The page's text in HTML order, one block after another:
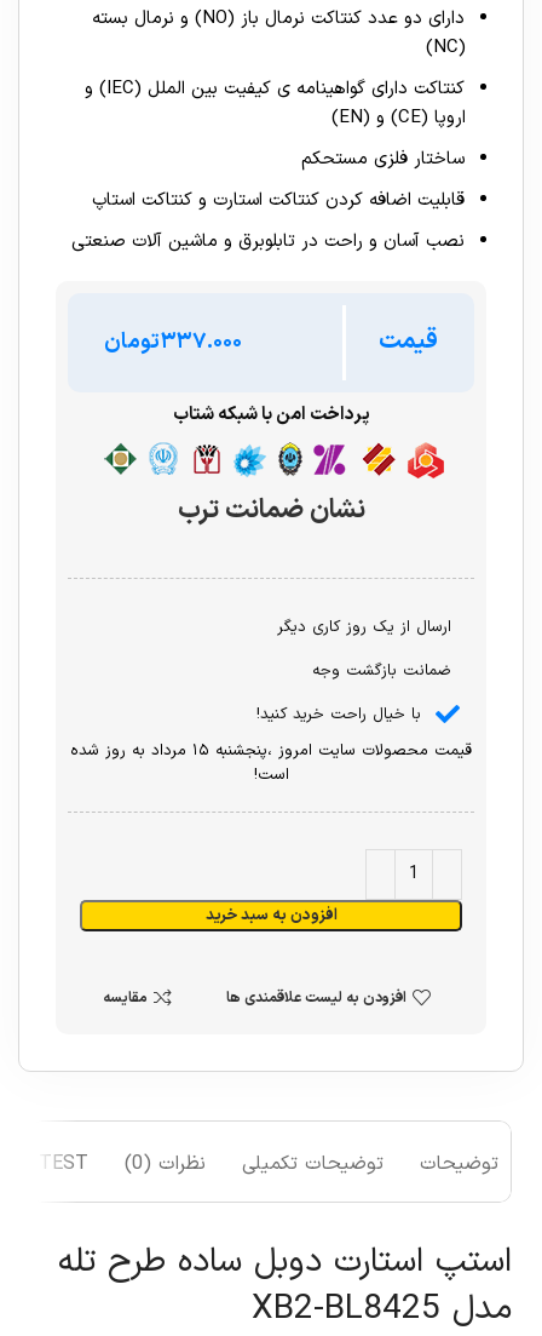
دارای دو عدد کنتاکت نرمال باز (NO) و نرمال بسته
(NC)
کنتاکت دارای گواهینامه ی کیفیت بین الملل (IEC) و
اروپا (CE) و (EN)
ساختار فلزی مستحکم
قابلیت اضافه کردن کنتاکت استارت و کنتاکت استاپ
نصب آسان و راحت در تابلوبرق و ماشین آلات صنعتی
قیمت تومان
پرداخت امن با شبکه شتاب
نشان ضمانت ترب
ارسال از یک روز کاری دیگر
ضمانت بازگشت وجه
با خیال راحت خرید کنید!
قیمت محصولات سایت امروز ،پنجشنبه ۱۵ مرداد به روز شده
است!
افزودن به سبد خرید
افزودن به لیست علاقمندی ها مقایسه
توضیحات توضیحات تکمیلی نظرات (0) TEST
استپ استارت دوبل ساده طرح تله
مدل XB2-BL8425